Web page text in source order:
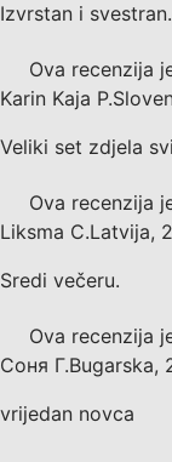
Izvrstan i svestran.
Ova recenzija
Karin Kaja P.
Veliki set zdjela
Ova recenzija
Liksma C.Latvija,
Sredi večeru.
Ova recenzija
Соня Г.Bugarska,
vrijedan novca